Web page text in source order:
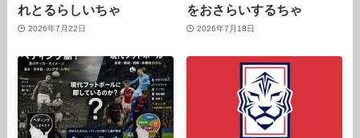
れとるらしいちゃ
2026年7月22日
をおさらいするちゃ
2026年7月18日